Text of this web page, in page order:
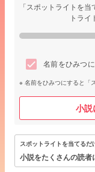
「スポットライトを
トライ
名前をひみつ
名前をひみつにすると「
小説
スポットライトを当てるだ
小説をたくさんの読者